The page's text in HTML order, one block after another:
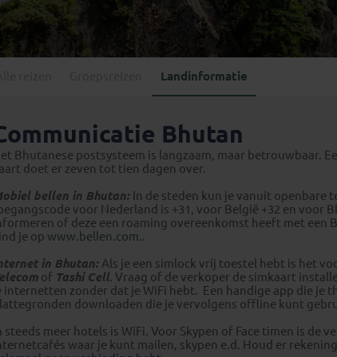
Mexico
Georgië (4)
IJsland
(3)
Kroatië(2)
Letland(3)
Moldavië(1)
Montenegro
Noord-Macedonië
Landinformatie
Bhutan
Bhutanese postsysteem is langzaam, maar betrouwbaar.
doet er zeven tot tien dagen over.
bellen in Bhutan: In de steden kun je vanuit
voor Nederland is +31, voor België +32 en voor
of deze een roaming overeenkomst heeft met een
je op www.bellen.com..
in Bhutan: Als je een simlock vrij toestel hebt is het
of Tashi Cell. Vraag of de verkoper de simkaart
internetten zonder dat je WiFi hebt. Een handige app die je
downloaden die je vervolgens offline kunt
steeds meer hotels is WiFi. Voor Skypen of Face timen is de
waar je kunt mailen, skypen e.d. Houd er